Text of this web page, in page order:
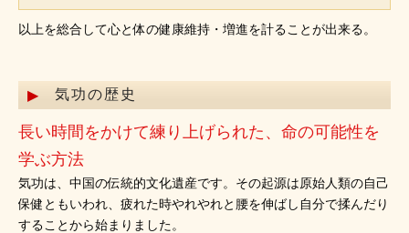
以上を総合して心と体の健康維持・増進を計ることが出来る。
気功の歴史
長い時間をかけて練り上げられた、命の可能性を
学ぶ方法
気功は、中国の伝統的文化遺産です。その起源は原始人類の自己
保健ともいわれ、疲れた時やれやれと腰を伸ばし自分で揉んだり
することから始まりました。